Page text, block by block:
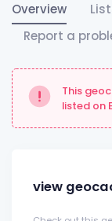
Overview
Report a
This
listed on
view